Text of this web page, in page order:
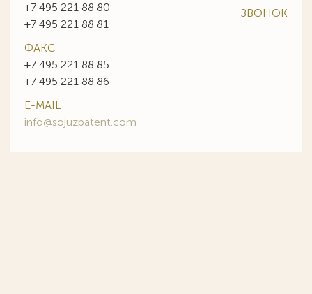
+7 495 221 88 80
+7 495 221 88 81
ЗВОНОК
ФАКС
+7 495 221 88 85
+7 495 221 88 86
E-MAIL
info@sojuzpatent.com